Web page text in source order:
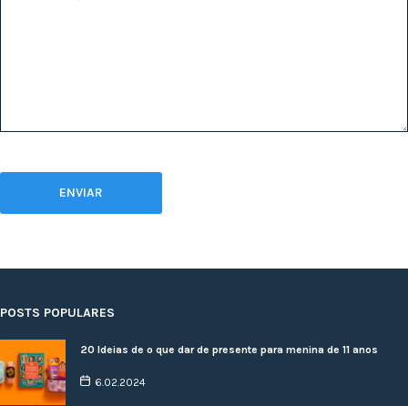
POSTS POPULARES
20 Ideias de o que dar de presente para menina de 11 anos
6.02.2024